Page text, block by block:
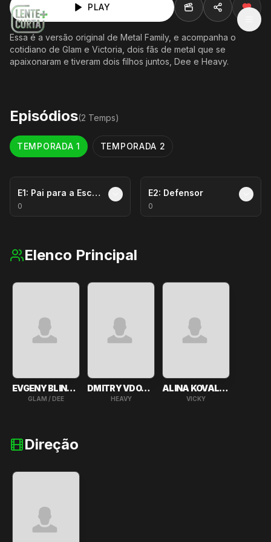
PLAY
Essa é a versão original de Metal Family, e acompanha o
cotidiano de Glam e Victoria, dois fãs de metal que se
apaixonaram e tiveram dois filhos juntos, Dee e Heavy.
Episódios(2 Temps)
TEMPORADA 1 TEMPORADA 2
E1: Pai para a Escola
0
E2: Defensor
0
Elenco Principal
EVGENY BLINNIKOV
GLAM / DEE
DMITRY VDOVENKO
HEAVY
ALINA KOVALEVA
VICKY
Direção